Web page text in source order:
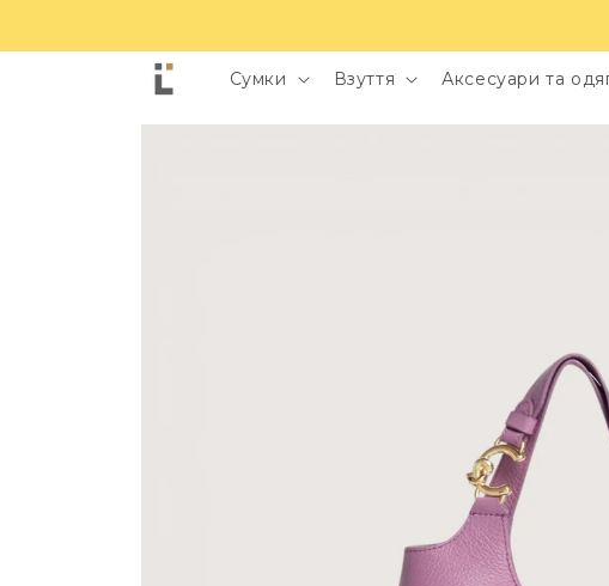
Сумки Взуття Аксесуари та